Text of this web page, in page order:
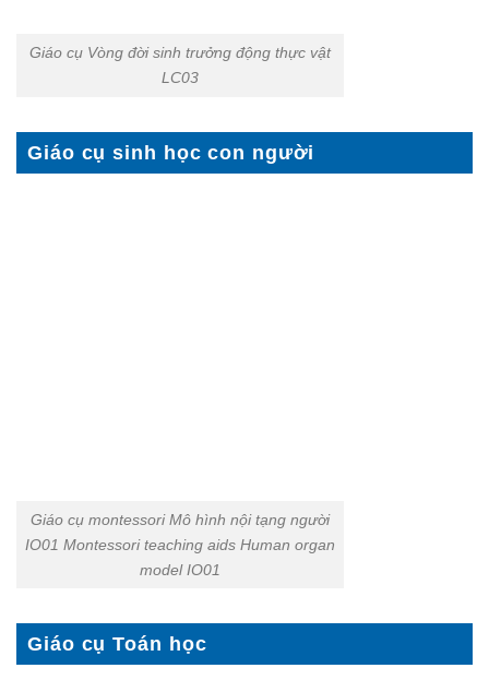
Giáo cụ Vòng đời sinh trưởng động thực vật
LC03
Giáo cụ sinh học con người
Giáo cụ montessori Mô hình nội tạng người
IO01 Montessori teaching aids Human organ
model IO01
Giáo cụ Toán học